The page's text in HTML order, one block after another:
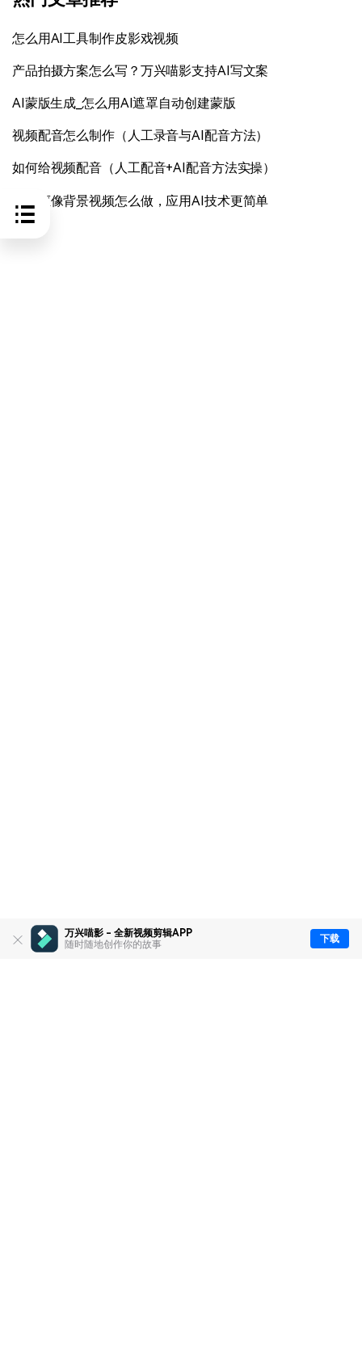
万兴喵影 - 全新视频剪辑APP
随时随地创作你的故事
下载
怎么用AI工具制作皮影戏视频
产品拍摄方案怎么写？万兴喵影支持AI写文案
AI蒙版生成_怎么用AI遮罩自动创建蒙版
视频配音怎么制作（人工录音与AI配音方法）
如何给视频配音（人工配音+AI配音方法实操）
高清抠像背景视频怎么做，应用AI技术更简单